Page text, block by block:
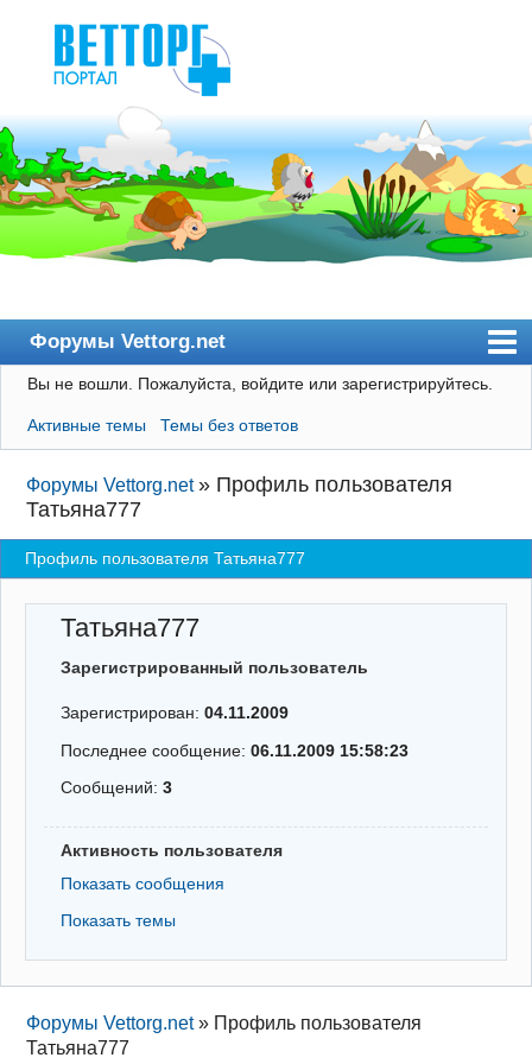
Форумы Vettorg.net
Главная
Пользователи
Правила
Поиск
Регистрация
Вход
Вы не вошли. Пожалуйста, войдите или зарегистрируйтесь.
Активные темы Темы без ответов
Форумы Vettorg.net » Профиль пользователя
Татьяна777
Профиль пользователя Татьяна777
Татьяна777
Зарегистрированный пользователь
Зарегистрирован:04.11.2009
Последнее сообщение:06.11.2009 15:58:23
Сообщений:3
Активность пользователя
Показать сообщения
Показать темы
Форумы Vettorg.net » Профиль пользователя
Татьяна777